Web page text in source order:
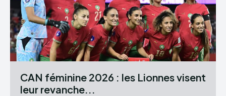
CAN féminine 2026 : les Lionnes visent
leur revanche...